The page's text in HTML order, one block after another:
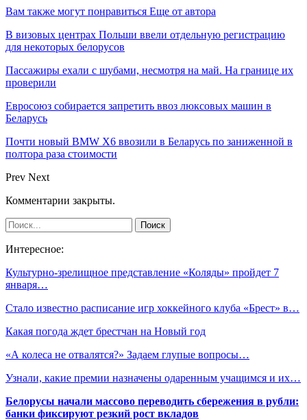
Вам также могут понравиться Еще от автора
В визовых центрах Польши ввели отдельную регистрацию
для некоторых белорусов
Пассажиры ехали с шубами, несмотря на май. На границе их
проверили
Евросоюз собирается запретить ввоз люксовых машин в
Беларусь
Почти новый BMW X6 ввозили в Беларусь по заниженной в
полтора раза стоимости
Prev Next
Комментарии закрыты.
Интересное:
Культурно-зрелищное представление «Коляды» пройдет 7
января…
Стало известно расписание игр хоккейного клуба «Брест» в…
Какая погода ждет брестчан на Новый год
«А колеса не отвалятся?» Задаем глупые вопросы…
Узнали, какие премии назначены одаренным учащимся и их…
Белорусы начали массово переводить сбережения в рубли:
банки фиксируют резкий рост вкладов